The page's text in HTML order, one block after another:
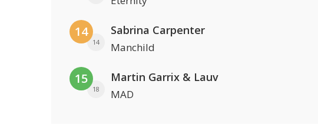
14
14
Sabrina Carpenter
Manchild
15
18
Martin Garrix & Lauv
MAD